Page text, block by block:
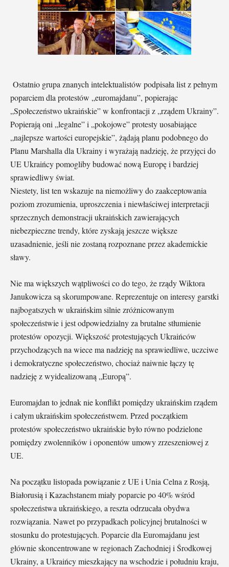
Ostatnio grupa znanych intelektualistów podpisała list z pełnym
poparciem dla protestów „euromajdanu”, popierając
„Społeczeństwo ukraińskie” w konfrontacji z „rządem Ukrainy”.
Popierają oni „legalne” i „pokojowe” protesty uosabiające
„najlepsze wartości europejskie”, żądają planu podobnego do
Planu Marshalla dla Ukrainy i wyrażają nadzieję, że przyjęci do
UE Ukraińcy pomogliby budować nową Europę i bardziej
sprawiedliwy świat.
Niestety, list ten wskazuje na niemożliwy do zaakceptowania
poziom zrozumienia, uproszczenia i niewłaściwej interpretacji
sprzecznych demonstracji ukraińskich zawierających
niebezpieczne trendy, które zyskają jeszcze większe
uzasadnienie, jeśli nie zostaną rozpoznane przez akademickie
sławy.
Nie ma większych wątpliwości co do tego, że rządy Wiktora
Janukowicza są skorumpowane. Reprezentuje on interesy garstki
najbogatszych w ukraińskim silnie zróżnicowanym
społeczeństwie i jest odpowiedzialny za brutalne stłumienie
protestów opozycji. Większość protestujących Ukraińców
przychodzących na wiece ma nadzieję na sprawiedliwe, uczciwe
i demokratyczne społeczeństwo, chociaż naiwnie łączy tę
nadzieję z wyidealizowaną „Europą”.
Euromajdan to jednak nie konflikt pomiędzy ukraińskim rządem
i całym ukraińskim społeczeństwem. Przed początkiem
protestów społeczeństwo ukraińskie było równo podzielone
pomiędzy zwolenników i oponentów umowy zrzeszeniowej z
UE.
Na początku listopada powiązanie z UE i Unia Celna z Rosją,
Białorusią i Kazachstanem miały poparcie po 40% wśród
społeczeństwa ukraińskiego, a reszta odrzucała obydwa
rozwiązania. Nawet po przypadkach policyjnej brutalności w
stosunku do protestujących. Poparcie dla Euromajdanu jest
głównie skoncentrowane w regionach Zachodniej i Środkowej
Ukrainy, a Ukraińcy mieszkający na wschodzie i południu kraju,